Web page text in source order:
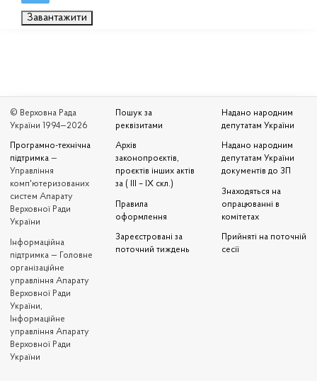
Завантажити
© Верховна Рада
України 1994—2026
Програмно-технічна
підтримка —
Управління
комп'ютеризованих
систем Апарату
Верховної Ради
України
Iнформаційна
підтримка — Головне
організаційне
управління Апарату
Верховної Ради
України,
Інформаційне
управління Апарату
Верховної Ради
України
Пошук за
реквізитами
Архів
законопроєктів,
проєктів інших актів
за ( III – IX скл.)
Правила
оформлення
Зареєстровані за
поточний тиждень
Надано народним
депутатам України
Надано народним
депутатам України
документів до ЗП
Знаходяться на
опрацюванні в
комітетах
Прийняті на поточній
сесії